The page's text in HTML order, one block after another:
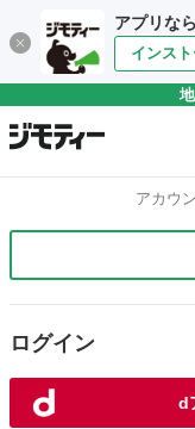
アプリな
インス
アカウ
ログイン
d